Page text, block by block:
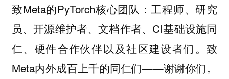
致Meta的PyTorch核心团队：工程师、研究
员、开源维护者、文档作者、CI基础设施同
仁、硬件合作伙伴以及社区建设者们。致
Meta内外成百上千的同仁们——谢谢你们。